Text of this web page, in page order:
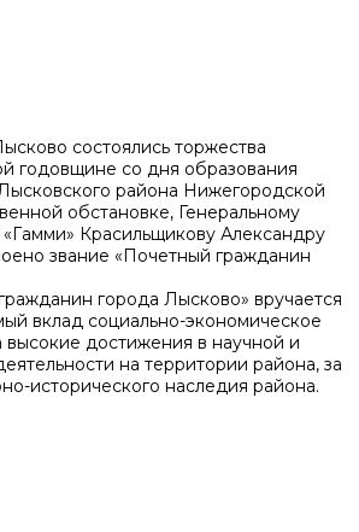
состоялись торжества
годовщине со дня образования
района Нижегородской
обстановке, Генеральному
Красильщикову Александру
звание «Почетный гражданин
города Лысково» вручается
вклад социально-экономическое
высокие достижения в научной и
на территории района, за
исторического наследия района.